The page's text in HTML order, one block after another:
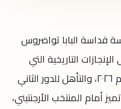
قداسة البابا تواضروس
التاريخية التي
حققها في منافسات بطولة كأس العالم ٢٠٢٦، والتأهل للدور الثاني
أمام المنتخب الأرجنتيني،